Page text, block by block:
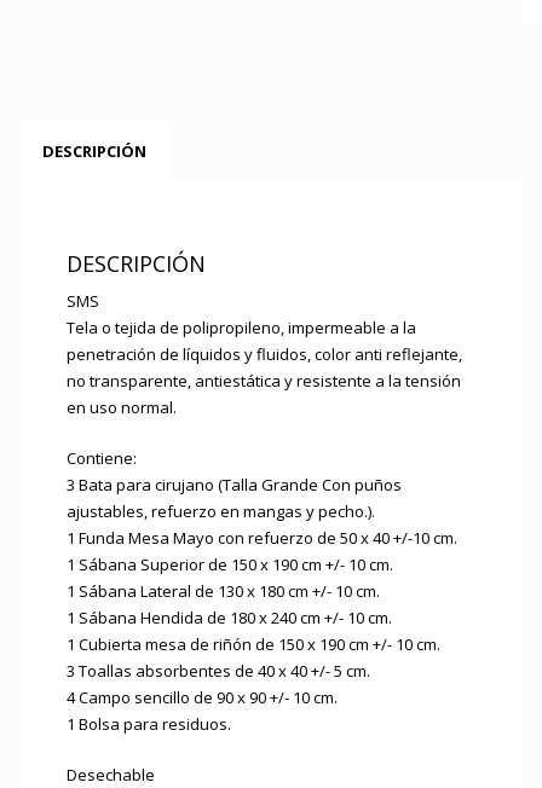
DESCRIPCIÓN
DESCRIPCIÓN
SMS
Tela o tejida de polipropileno, impermeable a la
penetración de líquidos y fluidos, color anti reflejante,
no transparente, antiestática y resistente a la tensión
en uso normal.
Contiene:
3 Bata para cirujano (Talla Grande Con puños
ajustables, refuerzo en mangas y pecho.).
1 Funda Mesa Mayo con refuerzo de 50 x 40 +/-10 cm.
1 Sábana Superior de 150 x 190 cm +/- 10 cm.
1 Sábana Lateral de 130 x 180 cm +/- 10 cm.
1 Sábana Hendida de 180 x 240 cm +/- 10 cm.
1 Cubierta mesa de riñón de 150 x 190 cm +/- 10 cm.
3 Toallas absorbentes de 40 x 40 +/- 5 cm.
4 Campo sencillo de 90 x 90 +/- 10 cm.
1 Bolsa para residuos.
Desechable